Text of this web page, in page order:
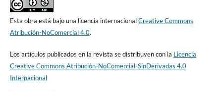
Esta obra está bajo una licencia internacionalCreative Commons
Atribución-NoComercial 4.0.
Los artículos publicados en la revista se distribuyen con la Licencia
Creative Commons Atribución-NoComercial-SinDerivadas 4.0
Internacional